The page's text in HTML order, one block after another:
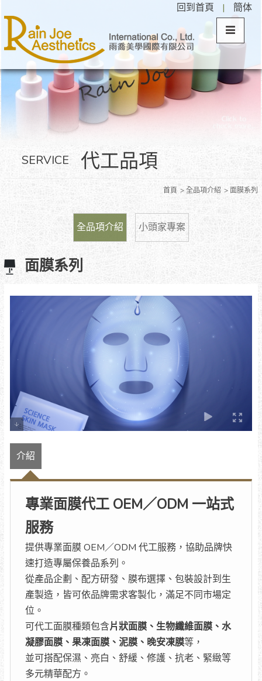
回到首頁 | 簡体
SERVICE 代工品項
首頁 全品項介紹 面膜系列
全品項介紹 小頭家專案
面膜系列
介紹
專業面膜代工 OEM／ODM 一站式
服務
提供專業面膜 OEM／ODM 代工服務，協助品牌快
速打造專屬保養品系列。
從產品企劃、配方研發、膜布選擇、包裝設計到生
產製造，皆可依品牌需求客製化，滿足不同市場定
位。
可代工面膜種類包含片狀面膜、生物纖維面膜、水
凝膠面膜、果凍面膜、泥膜、晚安凍膜等，
並可搭配保濕、亮白、舒緩、修護、抗老、緊緻等
多元精華配方。